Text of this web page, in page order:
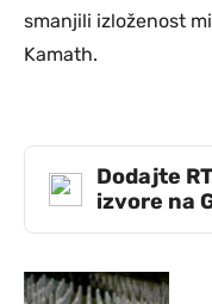
smanjili izloženost
Kamath.
Dodajte
izvore na